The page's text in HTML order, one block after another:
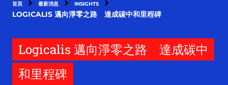
首頁 最新消息 INSIGHTS
LOGICALIS 邁向淨零之路 達成碳中和里程碑
Logicalis 邁向淨零之路 達成碳中
和里程碑